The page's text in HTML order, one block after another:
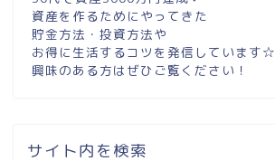
資産を作るためにやってきた
貯金方法・投資方法や
お得に生活するコツを発信しています☆
興味のある方はぜひご覧ください！
サイト内を検索